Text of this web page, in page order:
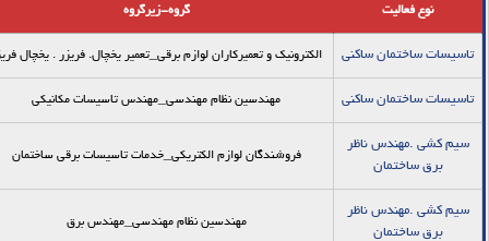
نوع فعالیت گروه-زیرگروه
تاسیسات ساختمان ساکنی الکترونیک و تعمیرکاران لوازم برقی_تعمير يخچال. فريزر . يخچال
تاسیسات ساختمان ساکنی مهندسین نظام مهندسی_مهندس تاسیسات مکانیکی
سیم کشی .مهندس ناظر
برق ساختمان
فروشندگان لوازم الکتریکی_خدمات تاسيسات برقي ساختمان
سیم کشی .مهندس ناظر
برق ساختمان
مهندسین نظام مهندسی_مهندس برق